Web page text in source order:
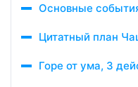
Основные
Цитатный план
Горе от ума, 3